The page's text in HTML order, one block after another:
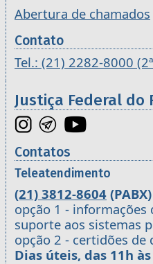
Abertura de chamados
Contato
Tel.: (21) 2282-8000
Justiça Federal do
Contatos
Teleatendimento
(21) 3812-8604 (PABX)
opção 1 - informações
suporte aos sistemas
opção 2 - certidões de
Dias úteis, das 11h